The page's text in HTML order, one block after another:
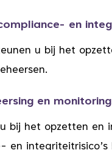
en
u bij het
en
bij het opzetten en
en